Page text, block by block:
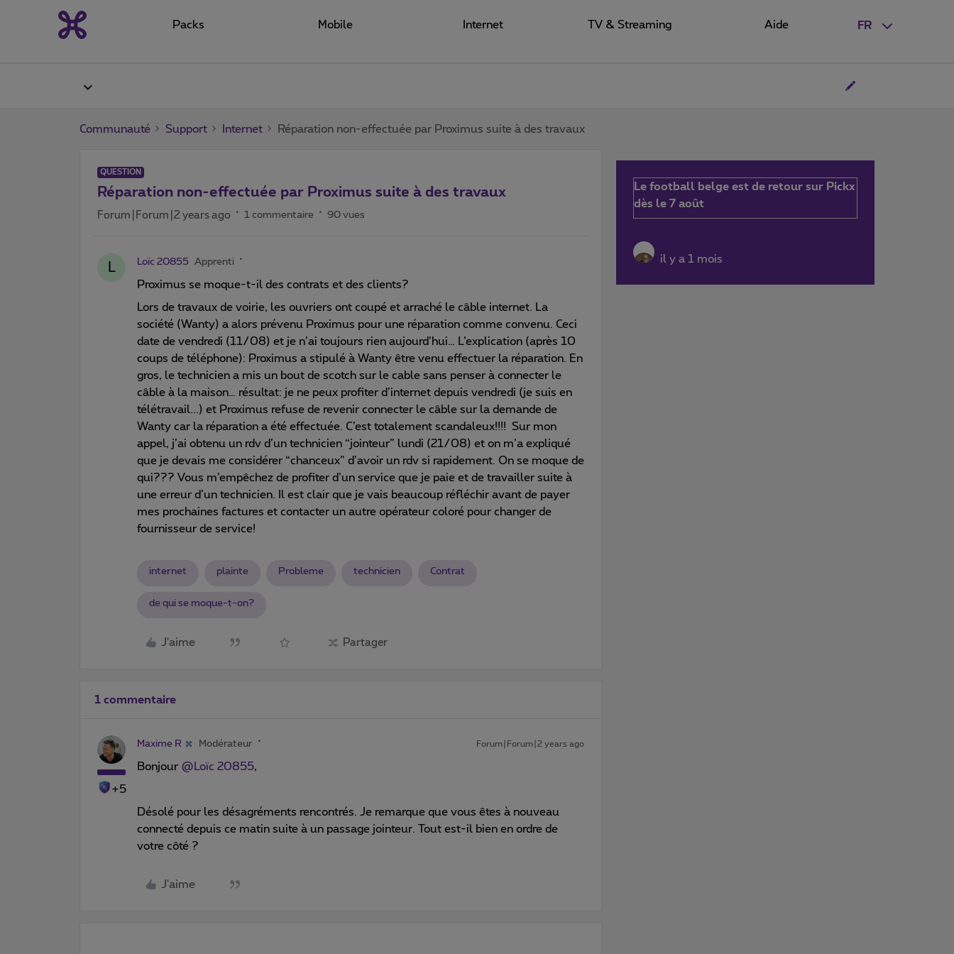
FR
Packs Mobile Internet TV & Streaming Aide
Communauté Support Internet Réparation non-effectuée par Proximus suite à des travaux
QUESTION
Réparation non-effectuée par Proximus suite à des travaux
Forum|Forum|2 years ago 1 commentaire 90 vues
L Loïc 20855 Apprenti
Proximus se moque-t-il des contrats et des clients?
Lors de travaux de voirie, les ouvriers ont coupé et arraché le câble internet. La
société (Wanty) a alors prévenu Proximus pour une réparation comme convenu. Ceci
date de vendredi (11/08) et je n’ai toujours rien aujourd’hui… L’explication (après 10
coups de téléphone): Proximus a stipulé à Wanty être venu effectuer la réparation. En
gros, le technicien a mis un bout de scotch sur le cable sans penser à connecter le
câble à la maison… résultat: je ne peux profiter d’internet depuis vendredi (je suis en
télétravail...) et Proximus refuse de revenir connecter le câble sur la demande de
Wanty car la réparation a été effectuée. C’est totalement scandaleux!!!! Sur mon
appel, j’ai obtenu un rdv d’un technicien “jointeur” lundi (21/08) et on m’a expliqué
que je devais me considérer “chanceux” d’avoir un rdv si rapidement. On se moque de
qui??? Vous m’empêchez de profiter d’un service que je paie et de travailler suite à
une erreur d’un technicien. Il est clair que je vais beaucoup réfléchir avant de payer
mes prochaines factures et contacter un autre opérateur coloré pour changer de
fournisseur de service!
internet plainte Probleme technicien Contrat
de qui se moque-t-on?
J'aime Partager
1 commentaire
+5
Maxime R Modérateur Forum|Forum|2 years ago
Bonjour @Loïc 20855,
Désolé pour les désagréments rencontrés. Je remarque que vous êtes à nouveau
connecté depuis ce matin suite à un passage jointeur. Tout est-il bien en ordre de
votre côté ?
J'aime
Le football belge est de retour sur Pickx
dès le 7 août
il y a 1 mois